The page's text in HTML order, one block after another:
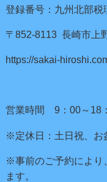
登録番号：九州北部
〒852-8113 長崎市上
https://sakai-
営業時間 9：00～18
※定休日：土日祝、お
※事前のご予約により
ます。